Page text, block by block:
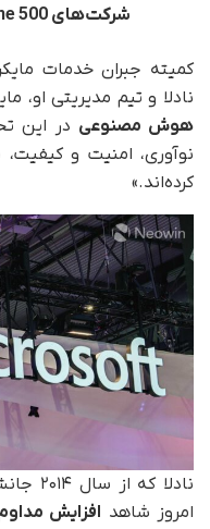
شرکت‌های Fortune 500
کمیته جبران خدمات
نادلا و تیم مدیریتی او،
هوش مصنوعی در این
نوآوری، امنیت و
کرده‌اند.»
نادلا که از سال ۲۰۱۴ جانشین
امروز شاهد افزایش